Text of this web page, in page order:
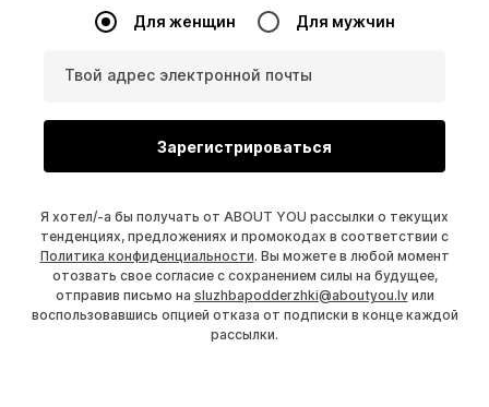
Для женщин Для мужчин
Твой адрес электронной почты
Зарегистрироваться
Я хотел/-а бы получать от ABOUT YOU рассылки о текущих
тенденциях, предложениях и промокодах в соответствии с
Политика конфиденциальности. Вы можете в любой момент
отозвать свое согласие с сохранением силы на будущее,
отправив письмо на sluzhbapodderzhki@aboutyou.lvили
воспользовавшись опцией отказа от подписки в конце каждой
рассылки.